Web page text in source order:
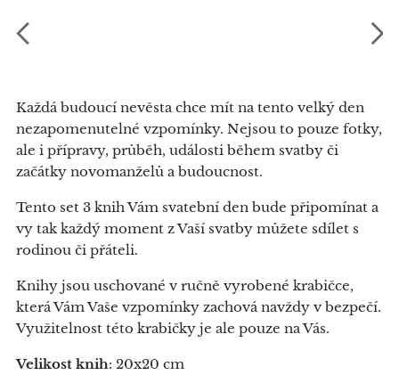
Každá budoucí nevěsta chce mít na tento velký den
nezapomenutelné vzpomínky. Nejsou to pouze fotky,
ale i přípravy, průběh, události během svatby či
začátky novomanželů a budoucnost.
Tento set 3 knih Vám svatební den bude připomínat a
vy tak každý moment z Vaší svatby můžete sdílet s
rodinou či přáteli.
Knihy jsou uschované v ručně vyrobené krabičce,
která Vám Vaše vzpomínky zachová navždy v bezpečí.
Využitelnost této krabičky je ale pouze na Vás.
Velikost knih: 20x20 cm